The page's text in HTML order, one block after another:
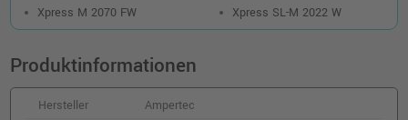
Xpress M 2070 FW
Xpress SL-M 2022 W
Produktinformationen
Hersteller
Ampertec